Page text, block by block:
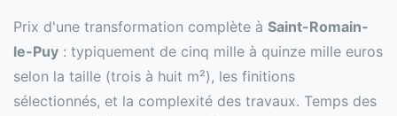
Prix d'une transformation complète à Saint-Romain-
le-Puy : typiquement de cinq mille à quinze mille euros
selon la taille (trois à huit m²), les finitions
sélectionnés, et la complexité des travaux. Temps des